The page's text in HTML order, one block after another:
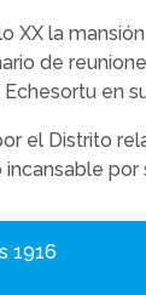
XX la
de
en
el Distrito
por
1916